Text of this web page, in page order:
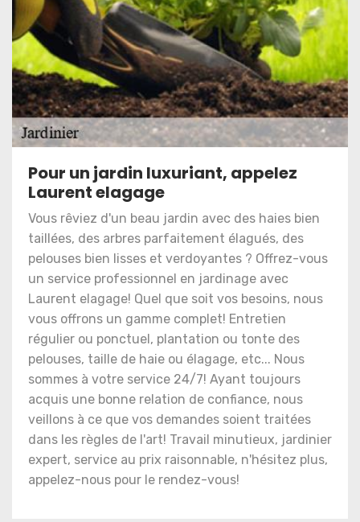
Pour un jardin luxuriant, appelez
Laurent elagage
Vous rêviez d'un beau jardin avec des haies bien
taillées, des arbres parfaitement élagués, des
pelouses bien lisses et verdoyantes ? Offrez-vous
un service professionnel en jardinage avec
Laurent elagage! Quel que soit vos besoins, nous
vous offrons un gamme complet! Entretien
régulier ou ponctuel, plantation ou tonte des
pelouses, taille de haie ou élagage, etc... Nous
sommes à votre service 24/7! Ayant toujours
acquis une bonne relation de confiance, nous
veillons à ce que vos demandes soient traitées
dans les règles de l'art! Travail minutieux, jardinier
expert, service au prix raisonnable, n'hésitez plus,
appelez-nous pour le rendez-vous!